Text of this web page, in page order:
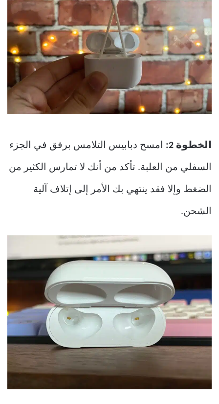
الخطوة 2: امسح دبابيس التلامس برفق في الجزء
السفلي من العلبة. تأكد من أنك لا تمارس الكثير من
الضغط وإلا فقد ينتهي بك الأمر إلى إتلاف آلية
الشحن.